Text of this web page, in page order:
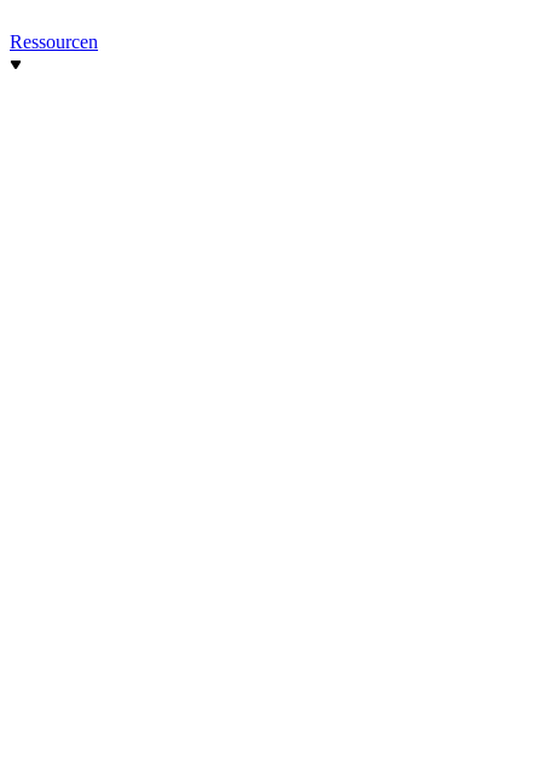
Ressourcen